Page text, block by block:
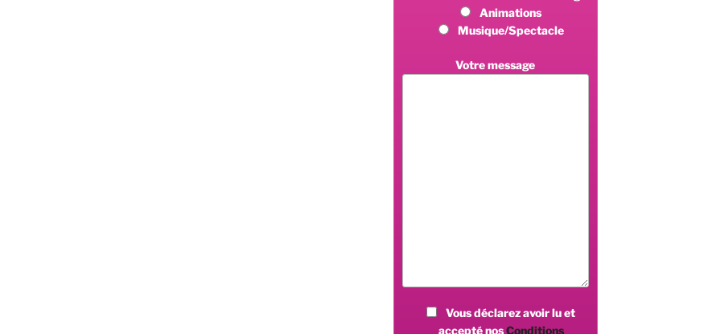
Animations
Musique/Spectacle
Votre message
Vous déclarez avoir lu et
accepté nosConditions